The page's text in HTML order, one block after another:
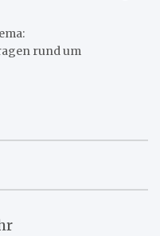
rund um